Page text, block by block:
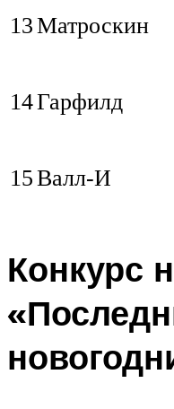
13Матроскин
14Гарфилд
15Валл-И
Конкурс